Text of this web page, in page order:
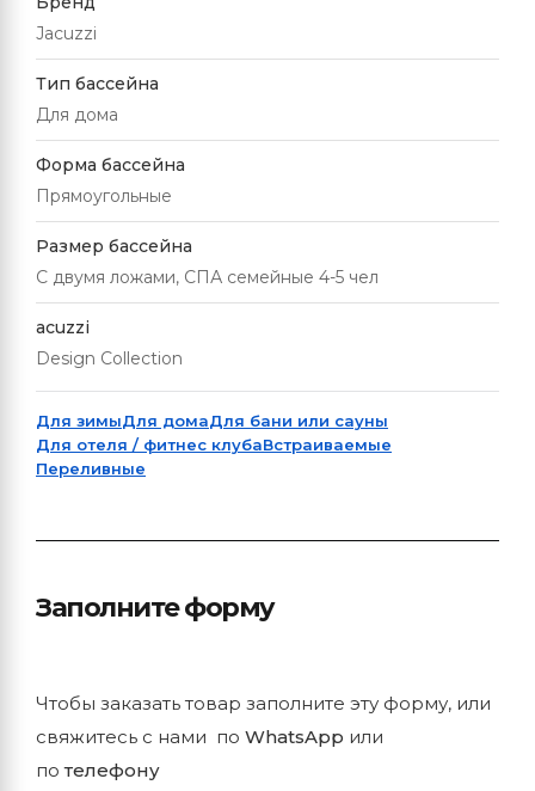
Jacuzzi
Тип бассейна
Для дома
Форма бассейна
Прямоугольные
Размер бассейна
С двумя ложами, СПА семейные 4-5 чел
acuzzi
Design Collection
Для зимыДля домаДля бани или сауны
Для отеля / фитнес клубаВстраиваемые
Переливные
Заполните форму
Чтобы заказать товар заполните эту форму, или
свяжитесь с нами по WhatsApp или
потелефону